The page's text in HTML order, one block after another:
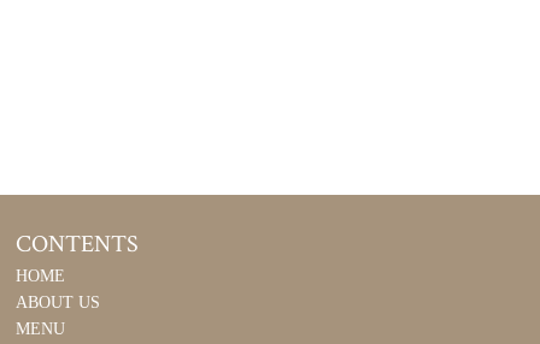
CONTENTS
HOME
ABOUT US
MENU